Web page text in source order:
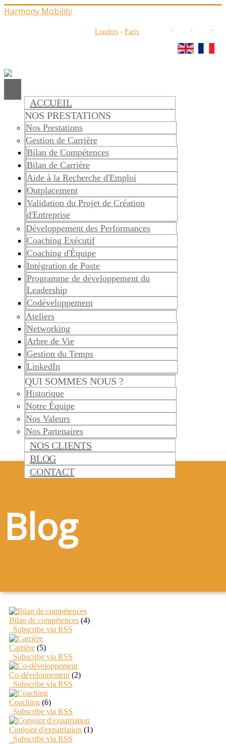
Harmony Mobility
Londres - Paris
ACCUEIL
NOS PRESTATIONS
Nos Prestations
Gestion de Carrière
Bilan de Compétences
Bilan de Carrière
Aide à la Recherche d'Emploi
Outplacement
Validation du Projet de Création
d'Entreprise
Développement des Performances
Coaching Exécutif
Coaching d'Équipe
Intégration de Poste
Programme de développement du
Leadership
Codéveloppement
Ateliers
Networking
Arbre de Vie
Gestion du Temps
LinkedIn
QUI SOMMES NOUS ?
Historique
Notre Équipe
Nos Valeurs
Nos Partenaires
NOS CLIENTS
BLOG
CONTACT
Blog
Bilan de compétences (4)
Subscribe via RSS
Carrière (5)
Subscribe via RSS
Co-développement (2)
Subscribe via RSS
Coaching (6)
Subscribe via RSS
Conjoint d'expatriation (1)
Subscribe via RSS